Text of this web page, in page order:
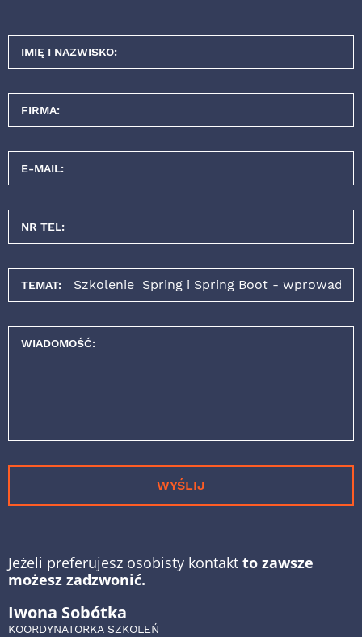
IMIĘ I NAZWISKO:
FIRMA:
E-MAIL:
NR TEL:
TEMAT:
WIADOMOŚĆ:
WYŚLIJ
Jeżeli preferujesz osobisty kontakt to zawsze
możesz zadzwonić.
Iwona Sobótka
KOORDYNATORKA SZKOLEŃ